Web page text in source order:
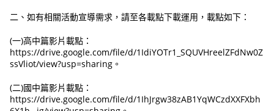
二、如有相關活動宣導需求，請至各載點下載運用，載點如下：
(一)高中篇影片載點：
https://drive.google.com/file/d/1IdiYOTr1_SQUVHreelZFdNw0Z
ssVliot/view?usp=sharing。
(二)國中篇影片載點：
https://drive.google.com/file/d/1IhJrgw38zAB1YqWCzdXXFXbh